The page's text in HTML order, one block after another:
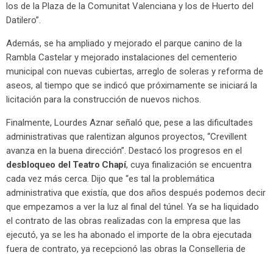
los de la Plaza de la Comunitat Valenciana y los de Huerto del
Datilero”.
Además, se ha ampliado y mejorado el parque canino de la
Rambla Castelar y mejorado instalaciones del cementerio
municipal con nuevas cubiertas, arreglo de soleras y reforma de
aseos, al tiempo que se indicó que próximamente se iniciará la
licitación para la construcción de nuevos nichos.
Finalmente, Lourdes Aznar señaló que, pese a las dificultades
administrativas que ralentizan algunos proyectos, “Crevillent
avanza en la buena dirección”. Destacó los progresos en el
desbloqueo del Teatro Chapí, cuya finalización se encuentra
cada vez más cerca. Dijo que “es tal la problemática
administrativa que existía, que dos años después podemos decir
que empezamos a ver la luz al final del túnel. Ya se ha liquidado
el contrato de las obras realizadas con la empresa que las
ejecutó, ya se les ha abonado el importe de la obra ejecutada
fuera de contrato, ya recepcionó las obras la Conselleria de